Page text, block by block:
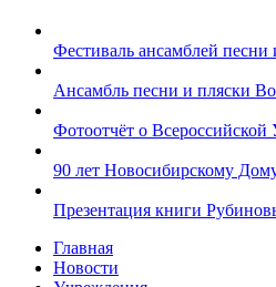
Фестиваль ансамблей
Ансамбль песни и пляски
Фотоотчёт о Всероссийской
90 лет Новосибирскому
Презентация книги
Главная
Новости